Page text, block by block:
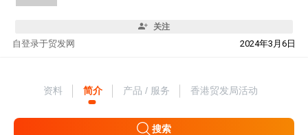
关注
自 2024年3月6日
登录于贸发网
资料 简介 产品 / 服务 香港贸发局活动
搜索